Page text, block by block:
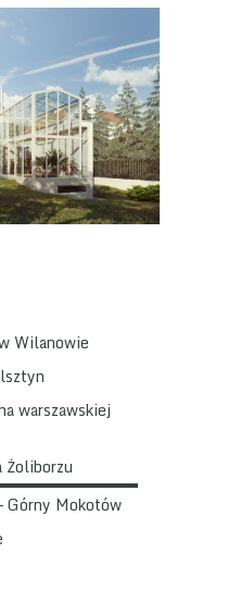
Wilanowie
warszawskiej
Żoliborzu
Górny Mokotów